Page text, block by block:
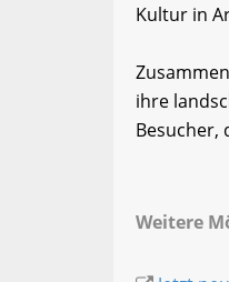
Kultur in
ihre
Besucher,
Weitere